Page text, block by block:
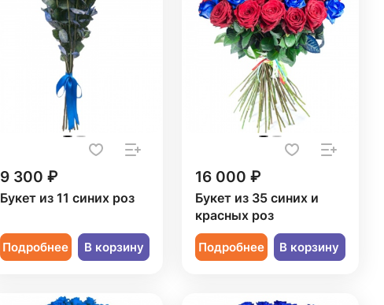
9 300 ₽
Букет из 11 синих роз
Подробнее В корзину
16 000 ₽
Букет из 35 синих и
красных роз
Подробнее В корзину